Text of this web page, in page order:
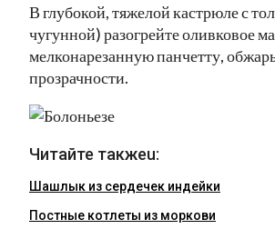
В глубокой, тяжелой кастрюле с
чугунной) разогрейте оливковое
мелконарезанную панчетту,
прозрачности.
Читайте такжеu:
Шашлык из сердечек индейки
Постные котлеты из моркови